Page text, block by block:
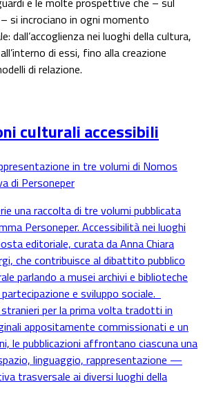
– si incrociano in ogni momento
dall’accoglienza nei luoghi della cultura,
di essi, fino alla creazione
di relazione.
culturali accessibili
in tre volumi di Nomos
di Personeper
una raccolta di tre volumi pubblicata
Personeper. Accessibilità nei luoghi
editoriale, curata da Anna Chiara
che contribuisce al dibattito pubblico
parlando a musei archivi e biblioteche
e sviluppo sociale.
per la prima volta tradotti in
appositamente commissionati e un
le pubblicazioni affrontano ciascuna una
linguaggio, rappresentazione —
trasversale ai diversi luoghi della